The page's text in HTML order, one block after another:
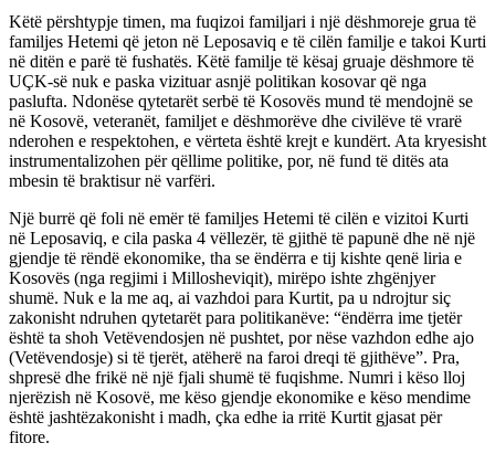
Këtë përshtypje timen, ma fuqizoi familjari i një dëshmoreje grua të
familjes Hetemi që jeton në Leposaviq e të cilën familje e takoi Kurti
në ditën e parë të fushatës. Këtë familje të kësaj gruaje dëshmore të
UÇK-së nuk e paska vizituar asnjë politikan kosovar që nga
paslufta. Ndonëse qytetarët serbë të Kosovës mund të mendojnë se
në Kosovë, veteranët, familjet e dëshmorëve dhe civilëve të vrarë
nderohen e respektohen, e vërteta është krejt e kundërt. Ata kryesisht
instrumentalizohen për qëllime politike, por, në fund të ditës ata
mbesin të braktisur në varfëri.
Një burrë që foli në emër të familjes Hetemi të cilën e vizitoi Kurti
në Leposaviq, e cila paska 4 vëllezër, të gjithë të papunë dhe në një
gjendje të rëndë ekonomike, tha se ëndërra e tij kishte qenë liria e
Kosovës (nga regjimi i Millosheviqit), mirëpo ishte zhgënjyer
shumë. Nuk e la me aq, ai vazhdoi para Kurtit, pa u ndrojtur siç
zakonisht ndruhen qytetarët para politikanëve: “ëndërra ime tjetër
është ta shoh Vetëvendosjen në pushtet, por nëse vazhdon edhe ajo
(Vetëvendosje) si të tjerët, atëherë na faroi dreqi të gjithëve”. Pra,
shpresë dhe frikë në një fjali shumë të fuqishme. Numri i këso lloj
njerëzish në Kosovë, me këso gjendje ekonomike e këso mendime
është jashtëzakonisht i madh, çka edhe ia rritë Kurtit gjasat për
fitore.